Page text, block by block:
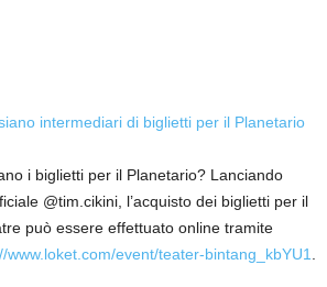
intermediari di biglietti per il Planetario
i biglietti per il Planetario? Lanciando
@tim.cikini, l’acquisto dei biglietti per il
può essere effettuato online tramite
www.loket.com/event/teater-bintang_kbYU1